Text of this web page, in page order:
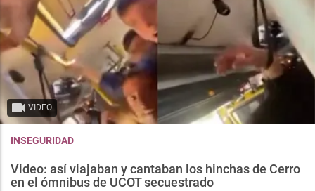
VIDEO
INSEGURIDAD
Video: así viajaban y cantaban los hinchas de Cerro
en el ómnibus de UCOT secuestrado